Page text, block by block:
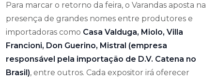
Para marcar o retorno da feira, o Varandas aposta na
presença de grandes nomes entre produtores e
importadoras como Casa Valduga, Miolo, Villa
Francioni, Don Guerino, Mistral (empresa
responsável pela importação de D.V. Catena no
Brasil), entre outros. Cada expositor irá oferecer